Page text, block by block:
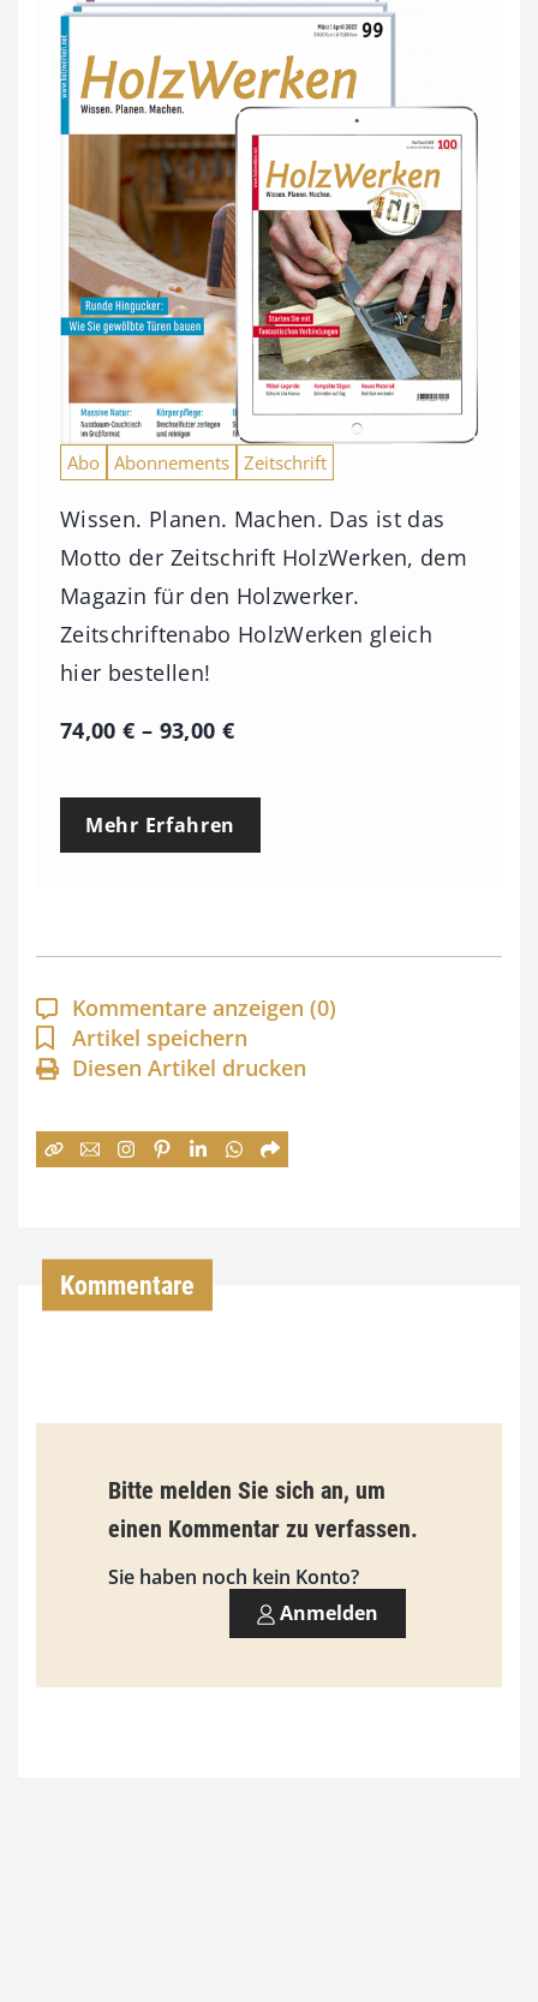
Abo Abonnements Zeitschrift
Wissen. Planen. Machen. Das ist das
Motto der Zeitschrift HolzWerken, dem
Magazin für den Holzwerker.
Zeitschriftenabo HolzWerken gleich
hier bestellen!
74,00€ – 93,00 €P
e
p
a
n
n
:
€
i
s
9
0
Mehr Erfahren
Kommentare anzeigen (0)
Artikel speichern
Diesen Artikel drucken
Kommentare
Bitte melden Sie sich an, um
einen Kommentar zu verfassen.
Sie haben noch kein Konto?
Anmelden